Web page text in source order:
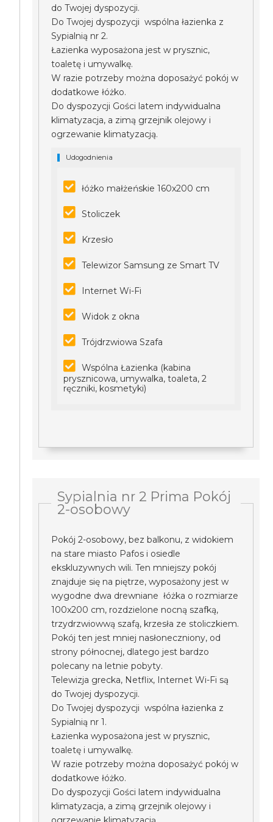
do Twojej dyspozycji.
Do Twojej dyspozycji wspólna łazienka z
Sypialnią nr 2.
Łazienka wyposażona jest w prysznic,
toaletę i umywalkę.
W razie potrzeby można doposażyć pokój w
dodatkowe łóżko.
Do dyspozycji Gości latem indywidualna
klimatyzacja, a zimą grzejnik olejowy i
ogrzewanie klimatyzacją.
Udogodnienia
łóżko małżeńskie 160x200 cm
Stoliczek
Krzesło
Telewizor Samsung ze Smart TV
Internet Wi-Fi
Widok z okna
Trójdrzwiowa Szafa
Wspólna Łazienka (kabina
prysznicowa, umywalka, toaleta, 2
ręczniki, kosmetyki)
Sypialnia nr 2 Prima Pokój
2-osobowy
Pokój 2-osobowy, bez balkonu, z widokiem
na stare miasto Pafos i osiedle
ekskluzywnych wili. Ten mniejszy pokój
znajduje się na piętrze, wyposażony jest w
wygodne dwa drewniane łóżka o rozmiarze
100x200 cm, rozdzielone nocną szafką,
trzydrzwiowwą szafą, krzesła ze stoliczkiem.
Pokój ten jest mniej nasłoneczniony, od
strony północnej, dlatego jest bardzo
polecany na letnie pobyty.
Telewizja grecka, Netflix, Internet Wi-Fi są
do Twojej dyspozycji.
Do Twojej dyspozycji wspólna łazienka z
Sypialnią nr 1.
Łazienka wyposażona jest w prysznic,
toaletę i umywalkę.
W razie potrzeby można doposażyć pokój w
dodatkowe łóżko.
Do dyspozycji Gości latem indywidualna
klimatyzacja, a zimą grzejnik olejowy i